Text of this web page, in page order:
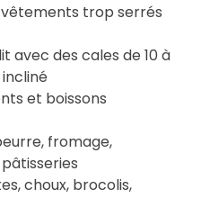
trop serrés
avec des cales de 10 à
et boissons
fromage,
choux, brocolis,